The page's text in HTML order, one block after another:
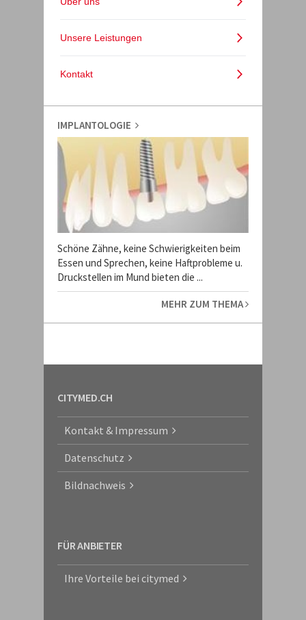
IMPLANTOLOGIE
Schöne Zähne, keine Schwierigkeiten beim
Essen und Sprechen, keine Haftprobleme u.
Druckstellen im Mund bieten die ...
MEHR ZUM THEMA
CITYMED.CH
Kontakt & Impressum
Datenschutz
Bildnachweis
FÜR ANBIETER
Ihre Vorteile bei citymed